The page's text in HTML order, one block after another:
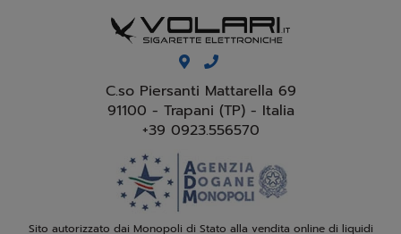
C.so Piersanti Mattarella 69
91100 - Trapani (TP) - Italia
+39 0923.556570
Sito autorizzato dai Monopoli di Stato alla vendita online di liquidi